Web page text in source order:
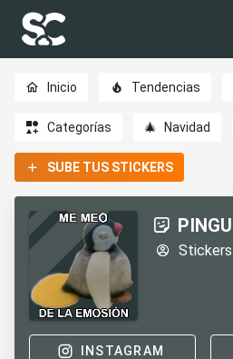
Inicio Tendencias
Categorías 🎄 Navidad
SUBE TUS STICKERS
INSTAGRAM